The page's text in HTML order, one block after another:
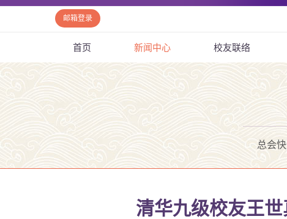
邮箱登录
首页 新闻中心 校友联络
总会
清华九级校友王